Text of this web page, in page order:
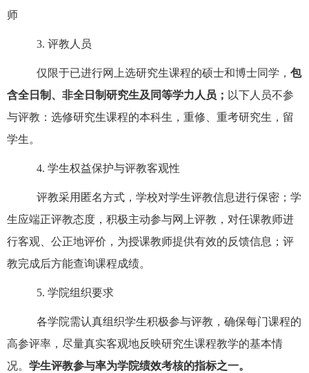
师
3. 评教人员
仅限于已进行网上选研究生课程的硕士和博士同学， 包
含全日制、非全日制研究生及同等学力人员； 以下人员不参
与评教：选修研究生课程的本科生，重修、重考研究生，留
学生。
4. 学生权益保护与评教客观性
评教采用匿名方式，学校对学生评教信息进行保密；学
生应端正评教态度，积极主动参与网上评教，对任课教师进
行客观、公正地评价，为授课教师提供有效的反馈信息；评
教完成后方能查询课程成绩。
5. 学院组织要求
各学院需认真组织学生积极参与评教，确保每门课程的
高参评率，尽量真实客观地反映研究生课程教学的基本情
况。 学生评教参与率为学院绩效考核的指标之一。